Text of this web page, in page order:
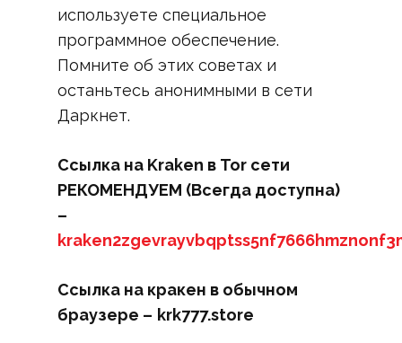
используете специальное
программное обеспечение.
Помните об этих советах и
останьтесь анонимными в сети
Даркнет.
Ссылка на Kraken в Tor сети
РЕКОМЕНДУЕМ (Всегда доступна)
–
Ссылка на кракен в обычном
браузере – krk777.store